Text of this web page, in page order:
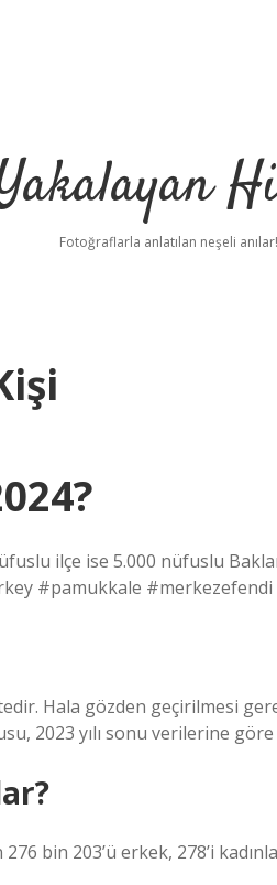
Fotoğraflarla anlatılan neşeli anılar!
ilçe ise 5.000 nüfuslu
#pamukkale
Hala gözden geçirilmesi
2023 yılı sonu verilerine göre
bin 203’ü erkek, 278’i